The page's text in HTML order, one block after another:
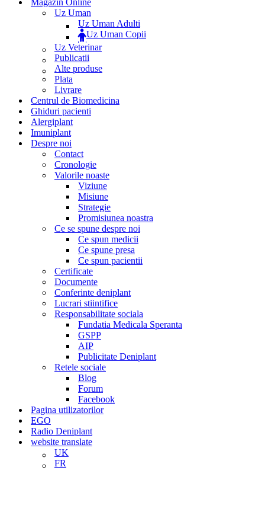
Magazin Online
Uz Uman
Uz Uman Adulti
Uz Uman Copii
Uz Veterinar
Publicatii
Alte produse
Plata
Livrare
Centrul de Biomedicina
Ghiduri pacienti
Alergiplant
Imuniplant
Despre noi
Contact
Cronologie
Valorile noaste
Viziune
Misiune
Strategie
Promisiunea noastra
Ce se spune despre noi
Ce spun medicii
Ce spune presa
Ce spun pacientii
Certificate
Documente
Conferinte deniplant
Lucrari stiintifice
Responsabilitate sociala
Fundatia Medicala Speranta
GSPP
AIP
Publicitate Deniplant
Retele sociale
Blog
Forum
Facebook
Pagina utilizatorilor
EGO
Radio Deniplant
website translate
UK
FR